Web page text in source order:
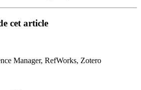
cet article
Manager, RefWorks, Zotero